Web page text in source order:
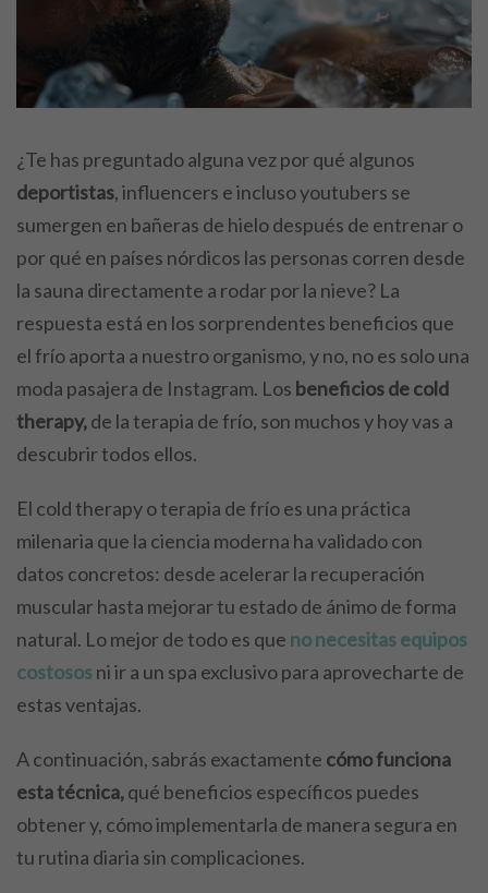
¿Te has preguntado alguna vez por qué algunos
deportistas, influencers e incluso youtubers se
sumergen en bañeras de hielo después de entrenar o
por qué en países nórdicos las personas corren desde
la sauna directamente a rodar por la nieve? La
respuesta está en los sorprendentes beneficios que
el frío aporta a nuestro organismo, y no, no es solo una
moda pasajera de Instagram. Los beneficios de cold
therapy,de la terapia de frío, son muchos y hoy vas a
descubrir todos ellos.
El cold therapy o terapia de frío es una práctica
milenaria que la ciencia moderna ha validado con
datos concretos: desde acelerar la recuperación
muscular hasta mejorar tu estado de ánimo de forma
natural. Lo mejor de todo es que no necesitas equipos
costososni ir a un spa exclusivo para aprovecharte de
estas ventajas.
A continuación, sabrás exactamente cómo funciona
esta técnica,qué beneficios específicos puedes
obtener y, cómo implementarla de manera segura en
tu rutina diaria sin complicaciones.